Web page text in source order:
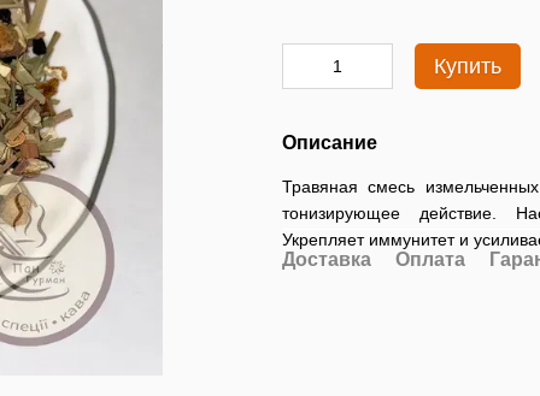
Купить
Описание
Травяная смесь
тонизирующее действие.
Укрепляет иммунитет и
Доставка Оплата